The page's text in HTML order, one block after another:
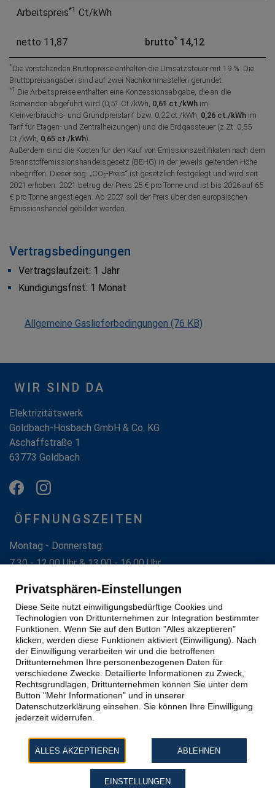
Arbeitspreis*1 Ct/kWh
netto 11,87 brutto* 14,12
*Die vorstehenden Bruttopreise enthalten die Umsatzsteuer mit 19 %. Die
Bruttopreisangaben sind auf zwei Nachkommastellen gerundet.
*1 Die Arbeitspreise enthalten eine Konzessionsabgabe, die an die
Gemeinden abgeführt wird (0,51 Ct./kWh, 0,61 ct./kWh im
Kleinverbrauchs- und Grundpreistarif bzw. 0,22 ct./kWh, 0,26 ct./kWh im
Tarif für Etagen- und Zentralheizungen) und die Erdgassteuer (z.Zt. 0,55
Ct./kWh, 0,65 ct./kWh).
Außerdem sind die Kosten für den Kauf von Emissionszertifikaten nach dem
Brennstoffemissionshandelsgesetz (BEHG) in der jeweils geltenden Höhe
inbegriffen. Dieser sog. „CO2-Preis“ ist gesetzlich festgelegt und wird seit
2021 erhoben. 2021 betrug der Preis 25 € pro Tonne und ist bis 2026 auf 65
€ pro Tonne angestiegen. Ab 2027 soll der Preis über den europäischen
Emissionshandel gebildet werden.
Vertragsbedingungen
Vertragslaufzeit: 1 Jahr
Kündigungsfrist: 1 Monat
Allgemeine Gaslieferbedingungen (76 KB)
WIR SIND DA
Elektrizitätswerk
Goldbach-Hösbach GmbH & Co. KG
Aschaffstraße 1
63773 Goldbach
ÖFFNUNGSZEITEN
Montag - Donnerstag:
7.30 - 12.00 Uhr & 13.00 - 16.00 Uhr
7.30 - 12.00 Uhr
Individuelle Terminvereinbarung außerhalb dieser Zeiten
sind jederzeit möglich.
VERTRAG WIDERRUFEN
KONTAKT
Telefon: 06021/3347-0
STÖRUNG MELDEN
Datenschutz|Datenschutz-Einstellungen
Privatsphären-Einstellungen
Diese Seite nutzt einwilligungsbedürftige Cookies und
Technologien von Drittunternehmen zur Integration bestimmter
Funktionen. Wenn Sie auf den Button "Alles akzeptieren"
klicken, werden diese Funktionen aktiviert (Einwilligung). Nach
der Einwilligung verarbeiten wir und die betroffenen
Drittunternehmen Ihre personenbezogenen Daten für
verschiedene Zwecke. Detaillierte Informationen zu Zweck,
Rechtsgrundlagen, Drittunternehmen können Sie unter dem
Button "Mehr Informationen" und in unserer
Datenschutzerklärung einsehen. Sie können Ihre Einwilligung
jederzeit widerrufen.
ALLES AKZEPTIEREN ABLEHNEN
EINSTELLUNGEN